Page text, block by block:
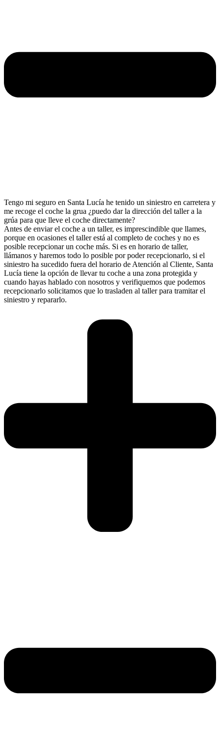
Tengo mi seguro en Santa Lucía he tenido un siniestro en carretera y
me recoge el coche la grua ¿puedo dar la dirección del taller a la
grúa para que lleve el coche directamente?
Antes de enviar el coche a un taller, es imprescindible que llames,
porque en ocasiones el taller está al completo de coches y no es
posible recepcionar un coche más. Si es en horario de taller,
llámanos y haremos todo lo posible por poder recepcionarlo, si el
siniestro ha sucedido fuera del horario de Atención al Cliente, Santa
Lucía tiene la opción de llevar tu coche a una zona protegida y
cuando hayas hablado con nosotros y verifiquemos que podemos
recepcionarlo solicitamos que lo trasladen al taller para tramitar el
siniestro y repararlo.